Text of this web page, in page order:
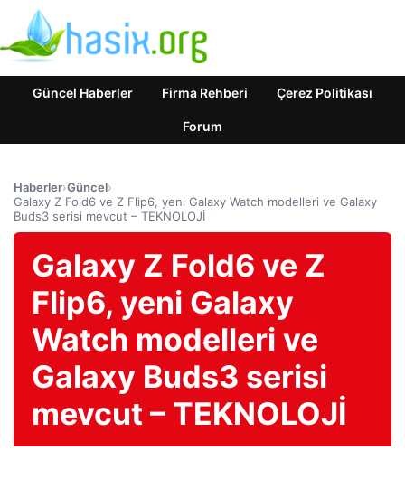
Güncel Haberler Firma Rehberi Çerez Politikası
Forum
Haberler›Güncel›
Galaxy Z Fold6 ve Z Flip6, yeni Galaxy Watch modelleri ve Galaxy
Buds3 serisi mevcut – TEKNOLOJİ
Galaxy Z Fold6 ve Z
Flip6, yeni Galaxy
Watch modelleri ve
Galaxy Buds3 serisi
mevcut – TEKNOLOJİ